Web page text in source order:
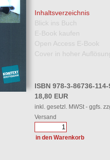
Inhaltsverzeichnis
Blick ins Buch
E-Book kaufen
Open Access E-Book
Cover in hoher
ISBN 978-3-86736-114-
18,80 EUR
inkl. gesetzl. MWSt - ggfs.
Versand